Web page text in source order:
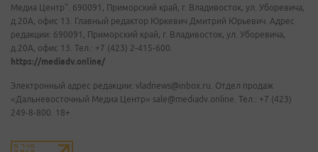
Медиа Центр". 690091, Приморский край, г. Владивосток, ул. Уборевича,
д.20А, офис 13. Главный редактор Юркевич Дмитрий Юрьевич. Адрес
редакции: 690091, Приморский край, г. Владивосток, ул. Уборевича,
д.20А, офис 13. Тел.: +7 (423) 2-415-600.
https://mediadv.online/
Электронный адрес редакции: vladnews@inbox.ru. Отдел продаж
«Дальневосточный Медиа Центр» sale@mediadv.online. Тел.: +7 (423)
249-8-800. 18+